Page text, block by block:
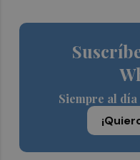
Siempre al